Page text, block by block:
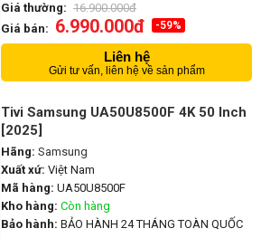
Giá thường: 16.900.000đ
Giá bán: 6.990.000đ -59%
Liên hệ
Gửi tư vấn, liên hệ về sản phẩm
Tivi Samsung UA50U8500F 4K 50 Inch
[2025]
Hãng: Samsung
Xuất xứ: Việt Nam
Mã hàng: UA50U8500F
Kho hàng: Còn hàng
Bảo hành: BẢO HÀNH 24 THÁNG TOÀN QUỐC